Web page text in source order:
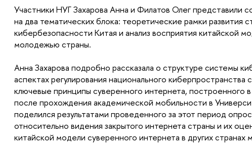
Участники НУГ Захарова Анна и Филатов Олег представили
на два тематических блока: теоретические рамки развития
кибербезопасности Китая и анализ восприятия китайской
молодежью страны.
Анна Захарова подробно рассказала о структуре системы
аспектах регулирования национального киберпространства
ключевые принципы суверенного интернета, построенного
после прохождения академической мобильности в
поделился результатами проведенного за этот период
относительно видения закрытого интернета страны и их
китайской модели суверенного интернета в других странах